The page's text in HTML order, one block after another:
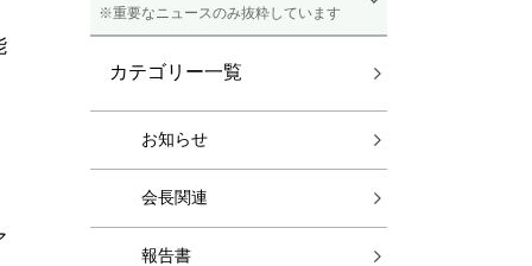
※重要なニュースのみ抜粋しています
カテゴリー一覧
お知らせ
会長関連
報告書